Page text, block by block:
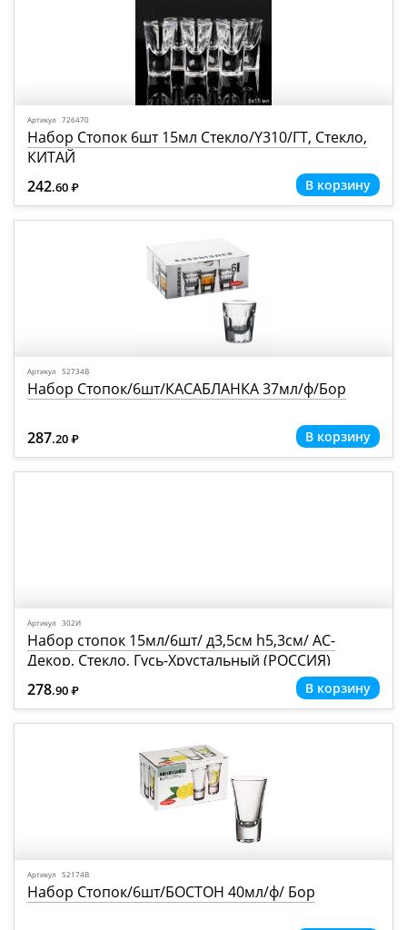
Артикул 726470
Набор Стопок 6шт 15мл Стекло/Y310/ГТ, Стекло,
КИТАЙ
242.60 Р
=
Артикул 52734В
Набор Стопок/6шт/КАСАБЛАНКА 37мл/ф/Бор
287.20 Р
=
Артикул 302И
Набор стопок 15мл/6шт/ д3,5см h5,3см/ АС-
Декор, Стекло, Гусь-Хрустальный (РОССИЯ)
278.90 Р
=
Артикул 52174В
Набор Стопок/6шт/БОСТОН 40мл/ф/ Бор